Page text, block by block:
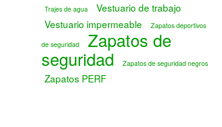
Trajes de agua
Vestuario de trabajo
Vestuario impermeable
Zapatos deportivos
de seguridad Zapatos de
seguridad Zapatos de seguridad negros
Zapatos PERF